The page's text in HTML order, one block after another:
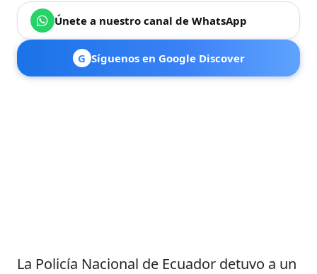
Únete a nuestro canal de WhatsApp
G Síguenos en Google Discover
La Policía Nacional de Ecuador detuvo a un